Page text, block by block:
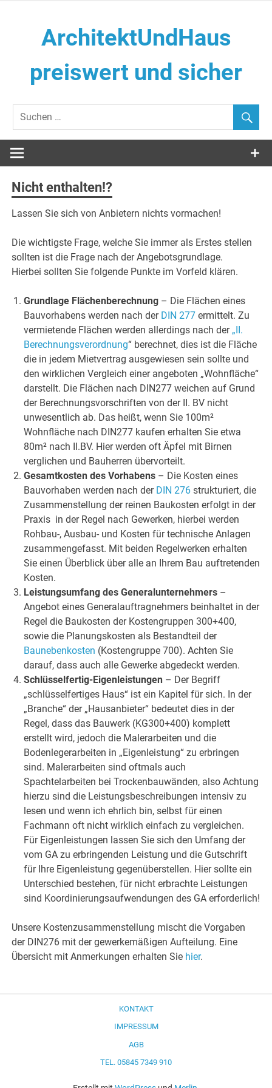
ArchitektUndHaus
preiswert und sicher
Nicht enthalten!?
Lassen Sie sich von Anbietern nichts vormachen!
Die wichtigste Frage, welche Sie immer als Erstes stellen
sollten ist die Frage nach der Angebotsgrundlage.
Hierbei sollten Sie folgende Punkte im Vorfeld klären.
Grundlage Flächenberechnung – Die Flächen eines
Bauvorhabens werden nach der DIN 277 ermittelt. Zu
vermietende Flächen werden allerdings nach der „II.
Berechnungsverordnung“ berechnet, dies ist die Fläche
die in jedem Mietvertrag ausgewiesen sein sollte und
den wirklichen Vergleich einer angeboten „Wohnfläche“
darstellt. Die Flächen nach DIN277 weichen auf Grund
der Berechnungsvorschriften von der II. BV nicht
unwesentlich ab. Das heißt, wenn Sie 100m²
Wohnfläche nach DIN277 kaufen erhalten Sie etwa
80m² nach II.BV. Hier werden oft Äpfel mit Birnen
verglichen und Bauherren übervorteilt.
Gesamtkosten des Vorhabens – Die Kosten eines
Bauvorhaben werden nach der DIN 276 strukturiert, die
Zusammenstellung der reinen Baukosten erfolgt in der
Praxis in der Regel nach Gewerken, hierbei werden
Rohbau-, Ausbau- und Kosten für technische Anlagen
zusammengefasst. Mit beiden Regelwerken erhalten
Sie einen Überblick über alle an Ihrem Bau auftretenden
Kosten.
Leistungsumfang des Generalunternehmers –
Angebot eines Generalauftragnehmers beinhaltet in der
Regel die Baukosten der Kostengruppen 300+400,
sowie die Planungskosten als Bestandteil der
Baunebenkosten (Kostengruppe 700). Achten Sie
darauf, dass auch alle Gewerke abgedeckt werden.
Schlüsselfertig-Eigenleistungen – Der Begriff
„schlüsselfertiges Haus“ ist ein Kapitel für sich. In der
„Branche“ der „Hausanbieter“ bedeutet dies in der
Regel, dass das Bauwerk (KG300+400) komplett
erstellt wird, jedoch die Malerarbeiten und die
Bodenlegerarbeiten in „Eigenleistung“ zu erbringen
sind. Malerarbeiten sind oftmals auch
Spachtelarbeiten bei Trockenbauwänden, also Achtung
hierzu sind die Leistungsbeschreibungen intensiv zu
lesen und wenn ich ehrlich bin, selbst für einen
Fachmann oft nicht wirklich einfach zu vergleichen.
Für Eigenleistungen lassen Sie sich den Umfang der
vom GA zu erbringenden Leistung und die Gutschrift
für Ihre Eigenleistung gegenüberstellen. Hier sollte ein
Unterschied bestehen, für nicht erbrachte Leistungen
sind Koordinierungsaufwendungen des GA erforderlich!
Unsere Kostenzusammenstellung mischt die Vorgaben
der DIN276 mit der gewerkemäßigen Aufteilung. Eine
Übersicht mit Anmerkungen erhalten Sie hier.
KONTAKT
IMPRESSUM
AGB
TEL. 05845 7349 910